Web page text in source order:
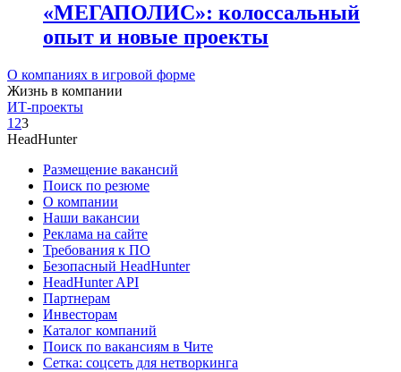
«МЕГАПОЛИС»: колоссальный
опыт и новые проекты
О компаниях в игровой форме
Жизнь в компании
ИТ-проекты
1 23
HeadHunter
Размещение вакансий
Поиск по резюме
О компании
Наши вакансии
Реклама на сайте
Требования к ПО
Безопасный HeadHunter
HeadHunter API
Партнерам
Инвесторам
Каталог компаний
Поиск по вакансиям в Чите
Сетка: соцсеть для нетворкинга